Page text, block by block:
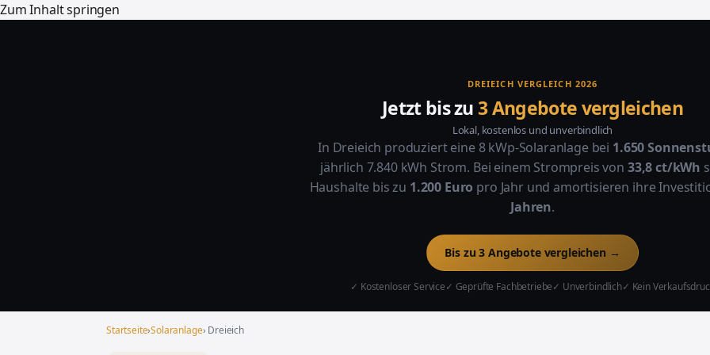
Zum Inhalt springen
DREIEICH VERGLEICH 2026
Jetzt bis zu3 Angebote vergleichen
Lokal, kostenlos und unverbindlich
In Dreieich produziert eine 8 kWp-Solaranlage bei 1.650
jährlich 7.840 kWh Strom. Bei einem Strompreis von 33,8 ct/kWh
Haushalte bis zu 1.200 Euro pro Jahr und amortisieren ihre
Jahren.
Bis zu 3 Angebote vergleichen →
✓ Kostenloser Service✓ Geprüfte Fachbetriebe✓ Unverbindlich✓ Kein
Startseite›Solaranlage› Dreieich